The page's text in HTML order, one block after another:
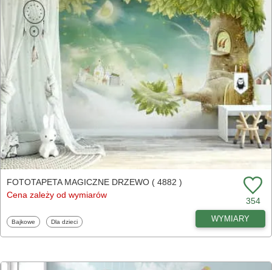
FOTOTAPETA MAGICZNE DRZEWO ( 4882 )
Cena zależy od wymiarów
354
Fototapety
Bajkowe Fototapety
Dla dzieci WYMIARY